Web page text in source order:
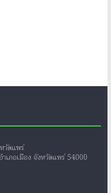
วัดแพร่
เภอเมือง จังหวัดแพร่ 54000